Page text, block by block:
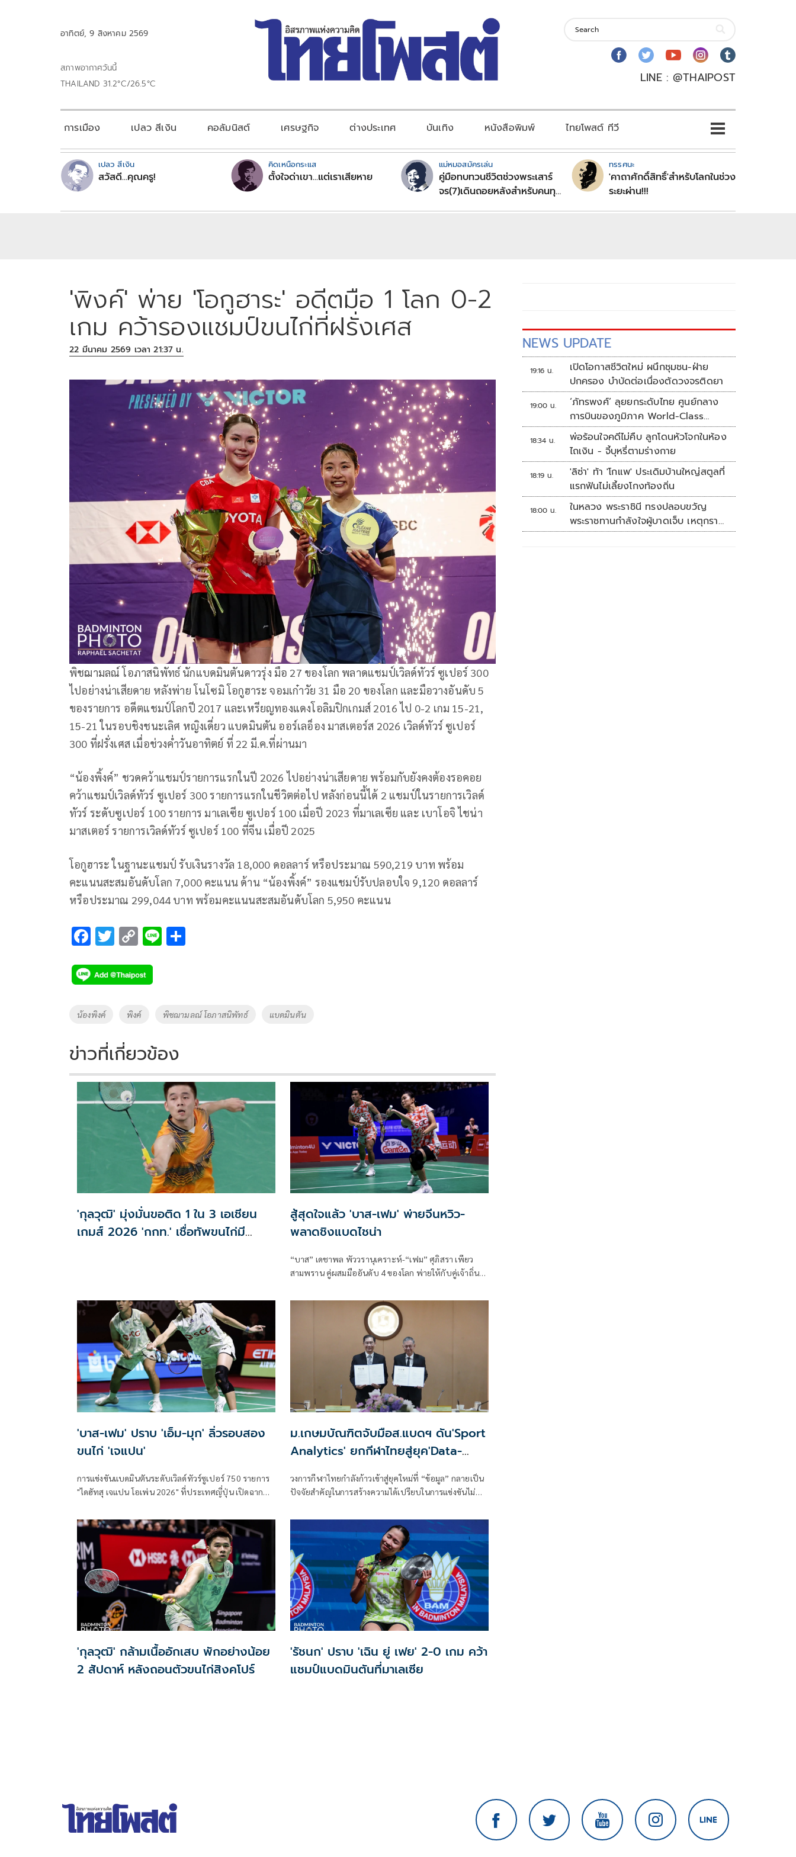
อาทิตย์, 9 สิงหาคม 2569
สภาพอากาศวันนี้
THAILAND 31.2°C/26.5°C
LINE : @THAIPOST
การเมือง เปลว สีเงิน คอลัมนิสต์ เศรษฐกิจ ต่างประเทศ บันเทิง หนังสือพิมพ์ ไทยโพสต์ ทีวี
เปลว สีเงิน
สวัสดี...คุณครู!
คิดเหนือกระแส
ตั้งใจด่าเขา...แต่เราเสียหาย
แม่หมอสมัครเล่น
คู่มือทบทวนชีวิตช่วงพระเสาร์
จร(7)เดินถอยหลังสำหรับคนทุก
ทรรศนะ
'คาถาศักดิ์สิทธิ์'สำหรับโลกในช่วง
ระยะผ่าน!!!
'พิงค์' พ่าย 'โอกูฮาระ' อดีตมือ 1 โลก 0-2
เกม คว้ารองแชมป์ขนไก่ที่ฝรั่งเศส
22 มีนาคม 2569 เวลา 21:37 น.
พิชฌามลณ์ โอภาสนิพัทธ์ นักแบดมินตันดาวรุ่ง มือ 27 ของโลก พลาดแชมป์เวิลด์ทัวร์ ซูเปอร์ 300
ไปอย่างน่าเสียดาย หลังพ่าย โนโซมิ โอกูฮาระ จอมเก๋าวัย 31 มือ 20 ของโลก และมือวางอันดับ 5
ของรายการ อดีตแชมป์โลกปี 2017 และเหรียญทองแดงโอลิมปิกเกมส์ 2016 ไป 0-2 เกม 15-21,
15-21 ในรอบชิงชนะเลิศ หญิงเดี่ยว แบดมินตัน ออร์เลอ็อง มาสเตอร์ส 2026 เวิลด์ทัวร์ ซูเปอร์
300 ที่ฝรั่งเศส เมื่อช่วงค่ำวันอาทิตย์ ที่ 22 มี.ค.ที่ผ่านมา
“น้องพิ้งค์” ชวดคว้าแชมป์รายการแรกในปี 2026 ไปอย่างน่าเสียดาย พร้อมกับยังคงต้องรอคอย
คว้าแชมป์เวิลด์ทัวร์ ซูเปอร์ 300 รายการแรกในชีวิตต่อไป หลังก่อนนี้ได้ 2 แชมป์ในรายการเวิลด์
ทัวร์ ระดับซูเปอร์​ 100 รายการ มาเลเซีย ซูเปอร์​ 100 เมื่อปี 2023 ที่มาเลเซีย และ เบาโอจิ ไชน่า
มาสเตอร์ รายการเวิลด์ทัวร์ ซูเปอร์​ 100 ที่จีน เมื่อปี 2025
โอกูฮาระ ในฐานะแชมป์ รับเงินรางวัล 18,000 ดอลลาร์ หรือประมาณ 590,219 บาท พร้อม
คะแนนสะสมอันดับโลก 7,000 คะแนน ด้าน “น้องพิ้งค์” รองแชมป์รับปลอบใจ 9,120 ดอลลาร์
หรือประมาณ 299,044 บาท พร้อมคะแนนสะสมอันดับโลก 5,950 คะแนน
F
e
b
o
k
T
tt
er
C
p
y
Li
k
Li
Tags
น้องพิงค์ พิงค์ พิชฌามลณ์ โอภาสนิพัทธ์ แบดมินตัน
ข่าวที่เกี่ยวข้อง
'กุลวุฒิ' มุ่งมั่นขอติด 1 ใน 3 เอเชียน
เกมส์ 2026 'กกท.' เชื่อทัพขนไก่มี
สู้สุดใจแล้ว 'บาส-เฟม' พ่ายจีนหวิว-
พลาดชิงแบดไชน่า
“บาส” เดชาพล พัววรานุเคราะห์-“เฟม” ศุภิสรา เพียว
สามพราน คู่ผสมมืออันดับ 4 ของโลก พ่ายให้กับคู่เจ้าถิ่น
เตอร์ ไชน่า โอ
'บาส-เฟม' ปราบ 'เอ็ม-มุก' ลิ่วรอบสอง
ขนไก่ 'เจแปน'
การแข่งขันแบดมินตันระดับเวิลด์ทัวร์ซูเปอร์ 750 รายการ
"ไดฮัทสุ เจแปน โอเพ่น 2026" ที่ประเทศญี่ปุ่น เปิดฉาก
ม.เกษมบัณฑิตจับมือส.แบดฯ ดัน'Sport
Analytics' ยกกีฬาไทยสู่ยุค'Data-
วงการกีฬาไทยกำลังก้าวเข้าสู่ยุคใหม่ที่ “ข้อมูล” กลายเป็น
ปัจจัยสำคัญในการสร้างความได้เปรียบในการแข่งขันไม่
ล่าสุดเมื่อวันที่ 23 มิถุนายน 2569 ที่ผ่านมา คณะ
วิทยาศาสตร์การกีฬา มหาวิทยาลัยเกษมบัณฑิต ได้ลงนาม
บันทึกข้อตกลงความร่วมมือทางวิชาการ (MOU) กับสมาคม
กีฬาแบดมินตันแห่งประเทศไทย ในพระบรมราชูปถัมภ์
เพื่อร่วมกันพัฒนางานวิจัย การเรียนการสอน และ
นวัตกรรมด้านวิทยาศาสตร์การกีฬาและ Sport Analytics
'กุลวุฒิ' กล้ามเนื้ออักเสบ พักอย่างน้อย
2 สัปดาห์ หลังถอนตัวขนไก่สิงคโปร์
'รัชนก' ปราบ 'เฉิน ยู่ เฟย' 2-0 เกม คว้า
แชมป์แบดมินตันที่มาเลเซีย
NEWS UPDATE
19:16 น.
เปิดโอกาสชีวิตใหม่ ผนึกชุมชน-ฝ่าย
ปกครอง บำบัดต่อเนื่องตัดวงจรติดยา
19:00 น.
‘ภัทรพงศ์’ ลุยยกระดับไทย ศูนย์กลาง
การบินของภูมิภาค World-Class
Aviation Hub | ห้องข่าวไทยโพสต์สุด
สัปดาห์
18:34 น.
พ่อร้อนใจคดีไม่คืบ ลูกโดนหัวโจกในห้อง
ไถเงิน - จี้บุหรี่ตามร่างกาย
18:19 น.
'ลิซ่า' ท้า 'โกแพ' ประเดิมบ้านใหญ่สตูลที่
แรกฟันไม่เลี้ยงโกงท้องถิ่น
18:00 น.
ในหลวง พระราชินี ทรงปลอบขวัญ
พระราชทานกำลังใจผู้บาดเจ็บ เหตุกราด
ยิง รร.เทพศิรินทร์นนทบุรี